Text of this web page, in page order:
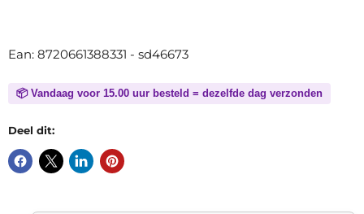
Ean: 8720661388331 - sd46673
📦 Vandaag voor 15.00 uur besteld = dezelfde dag verzonden
Deel dit: